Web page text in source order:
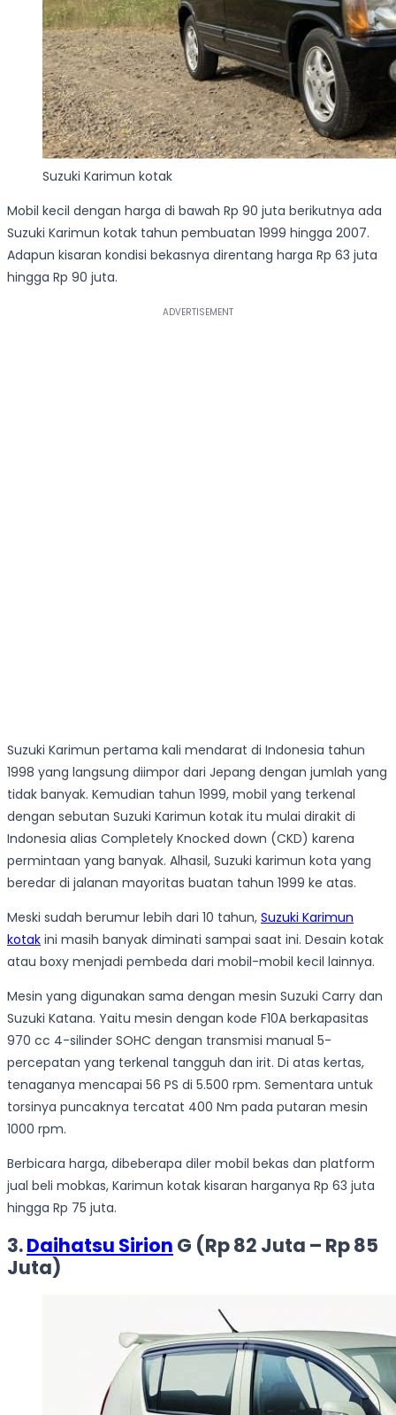
Suzuki Karimun kotak
Mobil kecil dengan harga di bawah Rp 90 juta berikutnya ada
Suzuki Karimun kotak tahun pembuatan 1999 hingga 2007.
Adapun kisaran kondisi bekasnya direntang harga Rp 63 juta
hingga Rp 90 juta.
Suzuki Karimun pertama kali mendarat di Indonesia tahun
1998 yang langsung diimpor dari Jepang dengan jumlah yang
tidak banyak. Kemudian tahun 1999, mobil yang terkenal
dengan sebutan Suzuki Karimun kotak itu mulai dirakit di
Indonesia alias Completely Knocked down (CKD) karena
permintaan yang banyak. Alhasil, Suzuki karimun kota yang
beredar di jalanan mayoritas buatan tahun 1999 ke atas.
Meski sudah berumur lebih dari 10 tahun, Suzuki Karimun
kotak ini masih banyak diminati sampai saat ini. Desain kotak
atau boxy menjadi pembeda dari mobil-mobil kecil lainnya.
Mesin yang digunakan sama dengan mesin Suzuki Carry dan
Suzuki Katana. Yaitu mesin dengan kode F10A berkapasitas
970 cc 4-silinder SOHC dengan transmisi manual 5-
percepatan yang terkenal tangguh dan irit. Di atas kertas,
tenaganya mencapai 56 PS di 5.500 rpm. Sementara untuk
torsinya puncaknya tercatat 400 Nm pada putaran mesin
1000 rpm.
Berbicara harga, dibeberapa diler mobil bekas dan platform
jual beli mobkas, Karimun kotak kisaran harganya Rp 63 juta
hingga Rp 75 juta.
3.Daihatsu Sirion G (Rp 82 Juta – Rp 85
Juta)